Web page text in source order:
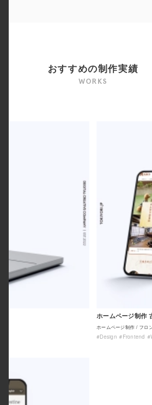
おすすめの制作実績
WORKS
ホームページ制作
ホームページ制作
フロ
#Design #Frontend